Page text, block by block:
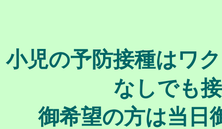
小児の予防接種はワ
なしでも
御希望の方は当日